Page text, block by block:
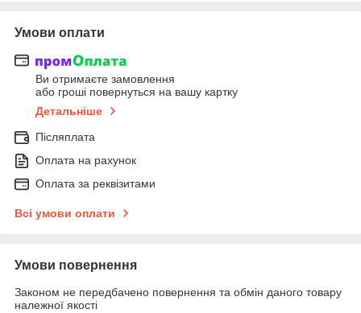
Умови оплати
Ви отримаєте замовлення
або гроші повернуться на вашу картку
Детальніше
Післяплата
Оплата на рахунок
Оплата за реквізитами
Всі умови оплати
Умови повернення
Законом не передбачено повернення та обмін даного товару
належної якості